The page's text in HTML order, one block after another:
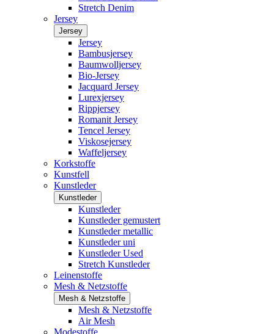
Stretch Denim
Jersey
Jersey
Jersey
Bambusjersey
Baumwolljersey
Bio-Jersey
Jacquard Jersey
Lurexjersey
Rippjersey
Romanit Jersey
Tencel Jersey
Viskosejersey
Waffeljersey
Korkstoffe
Kunstfell
Kunstleder
Kunstleder
Kunstleder
Kunstleder gemustert
Kunstleder metallic
Kunstleder uni
Kunstleder Used
Stretch Kunstleder
Leinenstoffe
Mesh & Netzstoffe
Mesh & Netzstoffe
Mesh & Netzstoffe
Air Mesh
Modestoffe